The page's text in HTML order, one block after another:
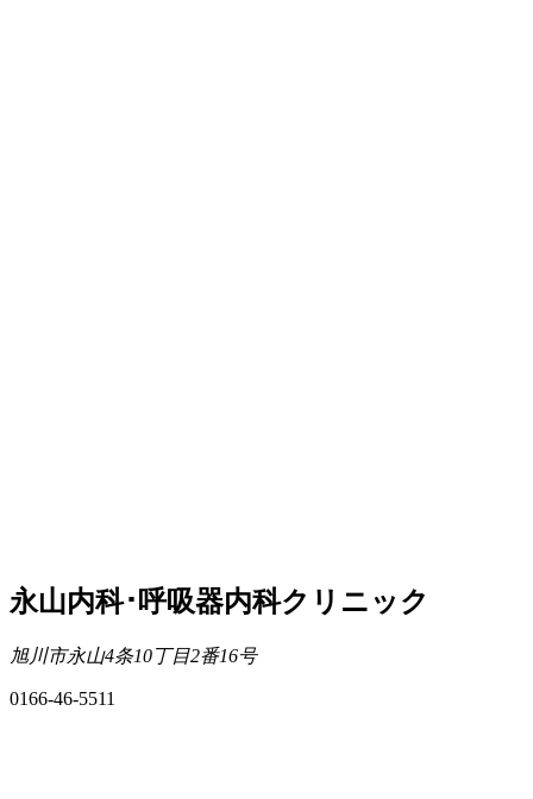
永山内科･呼吸器内科クリニック
旭川市永山4条10丁目2番16号
0166-46-5511